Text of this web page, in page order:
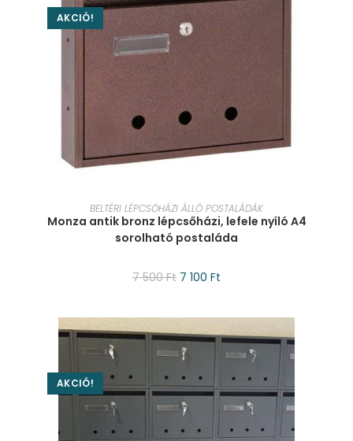
AKCIÓ!
KOSÁRBA TESZEM
BELTÉRI LÉPCSŐHÁZI ÁLLÓ POSTALÁDÁK
Monza antik bronz lépcsőházi, lefele nyíló A4
sorolható postaláda
7 500Ft 7 100 Ft
AKCIÓ!